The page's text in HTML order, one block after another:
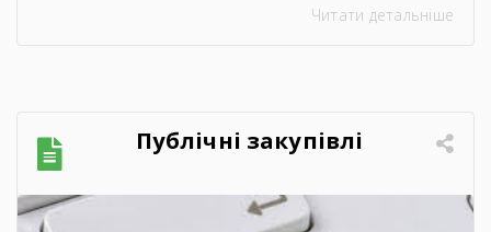
Цього дня ми офіційно провели у доросле
своєї мети. Урочиста подія розпочалася з
хвилини мовчання. Схиливши голови, […]
Читати детальніше
Публічні закупівлі